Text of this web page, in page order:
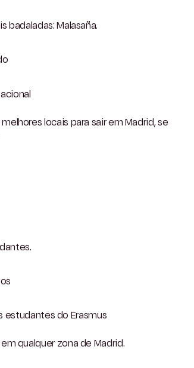
badaladas: Malasaña.
locais para sair em Madrid, se
do Erasmus
qualquer zona de Madrid.